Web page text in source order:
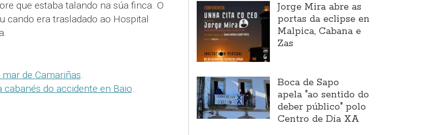
que estaba talando na súa finca. O
cando era trasladado ao Hospital
de Camariñas.
do accidente en Baio.
Jorge Mira abre as
portas da eclipse en
Malpica, Cabana e
Zas
Boca de Sapo
apela "ao sentido do
deber público" polo
Centro de Día XA